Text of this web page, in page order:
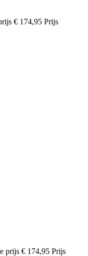
€ 174,95 Prijs
prijs € 174,95 Prijs